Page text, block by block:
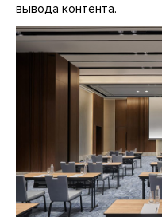
вывода контента.